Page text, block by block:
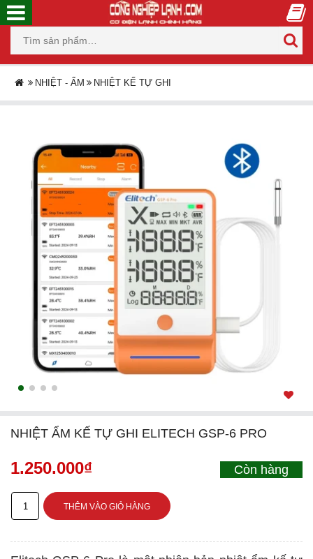
NHIỆT - ẨM NHIỆT KẾ TỰ GHI
NHIỆT ẨM KẾ TỰ GHI ELITECH GSP-6 PRO
1.250.000₫ Còn hàng
Nhiệt
ẩm
kế
THÊM VÀO GIỎ HÀNG